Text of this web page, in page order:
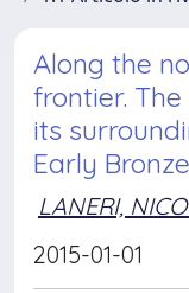
Along the
frontier.
its
Early
LANERI,
2015-01-01